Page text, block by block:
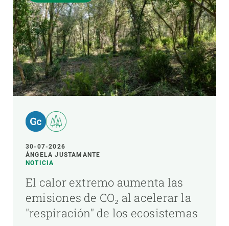
30-07-2026
ÁNGELA JUSTAMANTE
NOTICIA
El calor extremo aumenta las
emisiones de CO₂ al acelerar la
"respiración" de los ecosistemas